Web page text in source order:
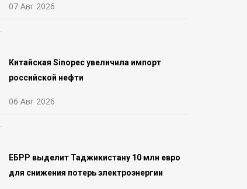
07 Авг 2026
Китайская Sinopec увеличила импорт
российской нефти
06 Авг 2026
ЕБРР выделит Таджикистану 10 млн евро
для снижения потерь электроэнергии